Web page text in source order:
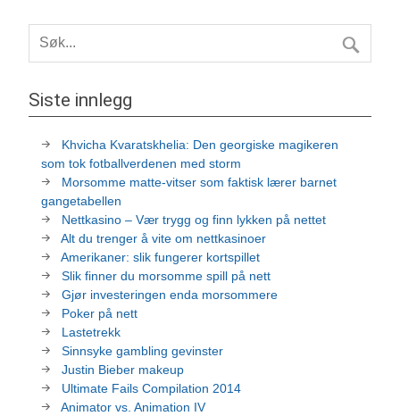
Siste innlegg
Khvicha Kvaratskhelia: Den georgiske magikeren
som tok fotballverdenen med storm
Morsomme matte-vitser som faktisk lærer barnet
gangetabellen
Nettkasino – Vær trygg og finn lykken på nettet
Alt du trenger å vite om nettkasinoer
Amerikaner: slik fungerer kortspillet
Slik finner du morsomme spill på nett
Gjør investeringen enda morsommere
Poker på nett
Lastetrekk
Sinnsyke gambling gevinster
Justin Bieber makeup
Ultimate Fails Compilation 2014
Animator vs. Animation IV